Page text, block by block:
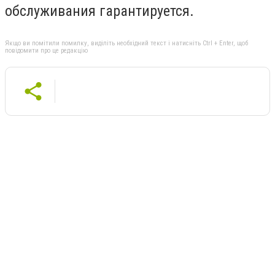
обслуживания гарантируется.
Якщо ви помітили помилку, виділіть необхідний текст і натисніть Ctrl + Enter, щоб
повідомити про це редакцію